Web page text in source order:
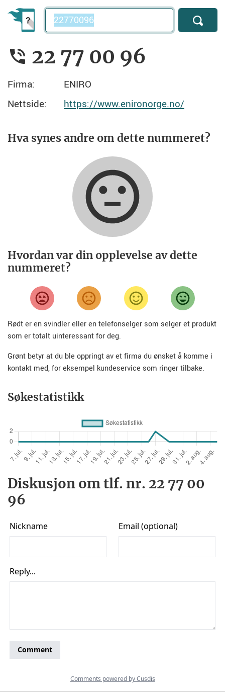
Telefonnummer
22 77 00 96
Firma:
ENIRO
Nettside:
https://www.enironorge.no/
Hva synes andre om dette nummeret?
Hvordan var din opplevelse av dette
nummeret?
Rødt er en svindler eller en telefonselger som selger et produkt
som er totalt uinteressant for deg.
Grønt betyr at du ble oppringt av et firma du ønsket å komme i
kontakt med, for eksempel kundeservice som ringer tilbake.
Søkestatistikk
Diskusjon om tlf. nr. 22 77 00
96